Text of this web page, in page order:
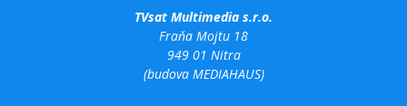
TVsat Multimedia s.r.o.
Fraňa Mojtu 18
949 01 Nitra
(budova MEDIAHAUS)